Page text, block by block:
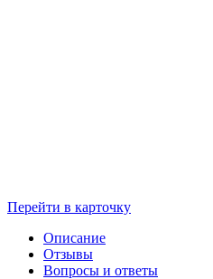
Перейти в карточку
Описание
Отзывы
Вопросы и ответы